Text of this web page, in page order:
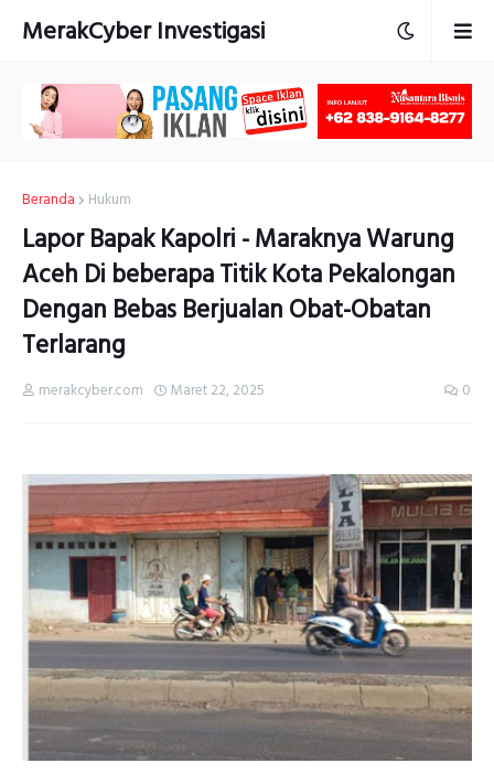
MerakCyber Investigasi
Beranda Hukum
Lapor Bapak Kapolri - Maraknya Warung
Aceh Di beberapa Titik Kota Pekalongan
Dengan Bebas Berjualan Obat-Obatan
Terlarang
merakcyber.com Maret 22, 2025 0